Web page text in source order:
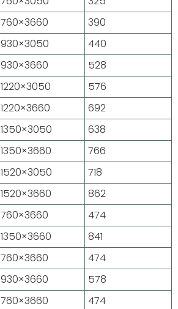
760×3660
390
930×3050
440
930×3660
528
1220×3050
576
1220×3660
692
1350×3050
638
1350×3660
766
1520×3050
718
1520×3660
862
760×3660
474
1350×3660
841
760×3660
474
930×3660
578
760×3660
474